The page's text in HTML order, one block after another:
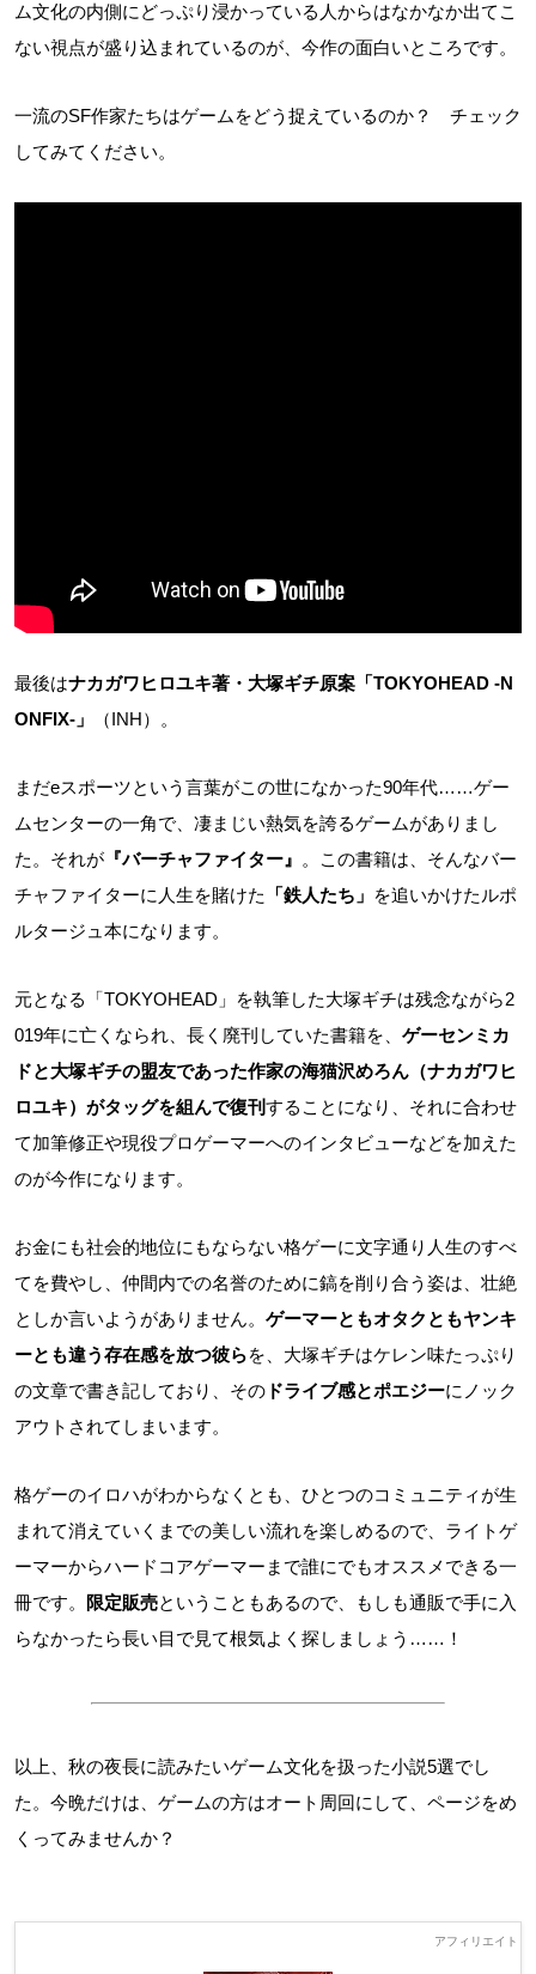
ム文化の内側にどっぷり浸かっている人からはなかなか出てこ
ない視点が盛り込まれているのが、今作の面白いところです。
一流のSF作家たちはゲームをどう捉えているのか？ チェック
してみてください。
最後はナカガワヒロユキ著・大塚ギチ原案「TOKYOHEAD -N
ONFIX-」
（INH）。
まだeスポーツという言葉がこの世になかった90年代……ゲー
ムセンターの一角で、凄まじい熱気を誇るゲームがありまし
た。それが 『バーチャファイター』 。この書籍は、そんなバー
チャファイターに人生を賭けた
「鉄人たち」 を追いかけたルポ
ルタージュ本になります。
元となる「TOKYOHEAD」を執筆した大塚ギチは残念ながら2
019年に亡くなられ、長く廃刊していた書籍を、 ゲーセンミカ
ドと大塚ギチの盟友であった作家の海猫沢めろん（ナカガワヒ
ロユキ）がタッグを組んで復刊することになり、それに合わせ
て加筆修正や現役プロゲーマーへのインタビューなどを加えた
のが今作になります。
お金にも社会的地位にもならない格ゲーに文字通り人生のすべ
てを費やし、仲間内での名誉のために鎬を削り合う姿は、壮絶
としか言いようがありません。 ゲーマーともオタクともヤンキ
ーとも違う存在感を放つ彼らを、大塚ギチはケレン味たっぷり
の文章で書き記しており、その ドライブ感とポエジーにノック
アウトされてしまいます。
格ゲーのイロハがわからなくとも、ひとつのコミュニティが生
まれて消えていくまでの美しい流れを楽しめるので、ライトゲ
ーマーからハードコアゲーマーまで誰にでもオススメできる一
冊です。
限定販売ということもあるので、もしも通販で手に入
らなかったら長い目で見て根気よく探しましょう……！
以上、秋の夜長に読みたいゲーム文化を扱った小説5選でし
た。今晩だけは、ゲームの方はオート周回にして、ページをめ
くってみませんか？